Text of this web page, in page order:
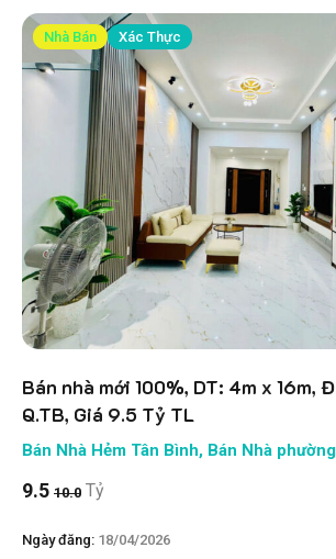
Nhà Bán Xác Thực
Bán nhà mới 100%, DT: 4m x 16m,
Q.TB, Giá 9.5 Tỷ TL
Bán Nhà Hẻm Tân Bình, Bán Nhà
9.5 10.0 Tỷ
Ngày đăng: 18/04/2026